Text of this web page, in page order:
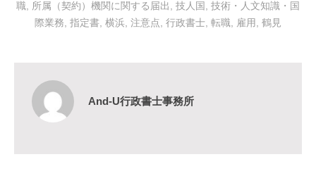
職, 所属（契約）機関に関する届出 , 技人国 , 技術・人文知識・国
際業務, 指定書, 横浜, 注意点, 行政書士, 転職, 雇用 , 鶴見
And-U行政書士事務所